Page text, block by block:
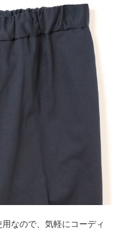
なので、気軽にコーディ